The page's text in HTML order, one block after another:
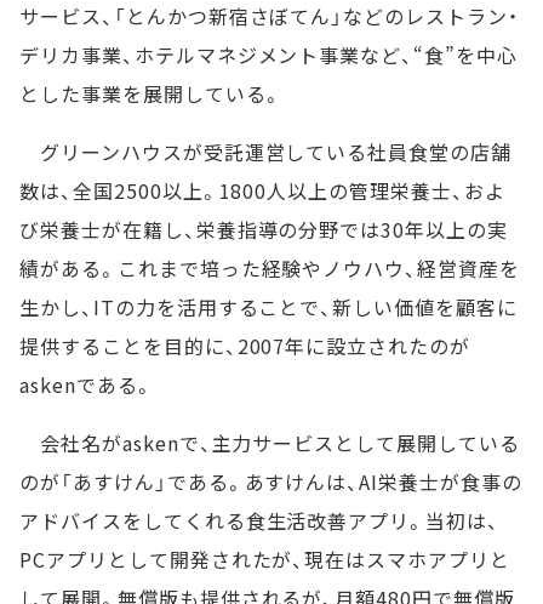
サービス、「とんかつ新宿さぼてん」などのレストラン・
デリカ事業、ホテルマネジメント事業など、“食”を中心
とした事業を展開している。
グリーンハウスが受託運営している社員食堂の店舗
数は、全国2500以上。1800人以上の管理栄養士、およ
び栄養士が在籍し、栄養指導の分野では30年以上の実
績がある。これまで培った経験やノウハウ、経営資産を
生かし、ITの力を活用することで、新しい価値を顧客に
提供することを目的に、2007年に設立されたのが
askenである。
会社名がaskenで、主力サービスとして展開している
のが「あすけん」である。あすけんは、AI栄養士が食事の
アドバイスをしてくれる食生活改善アプリ。当初は、
PCアプリとして開発されたが、現在はスマホアプリと
して展開。無償版も提供されるが、月額480円で無償版